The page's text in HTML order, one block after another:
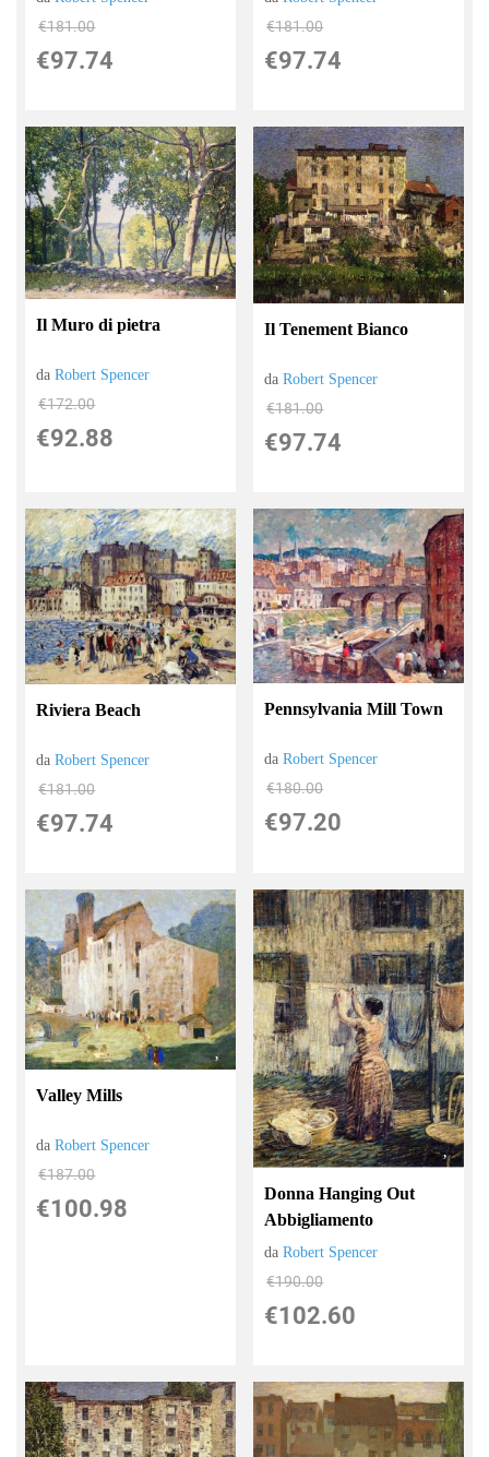
€181.00
€97.74
€181.00
€97.74
Il Muro di pietra
daRobert Spencer
€172.00
€92.88
Il Tenement Bianco
daRobert Spencer
€181.00
€97.74
Riviera Beach
daRobert Spencer
€181.00
€97.74
Pennsylvania Mill Town
daRobert Spencer
€180.00
€97.20
Valley Mills
daRobert Spencer
€187.00
€100.98
Donna Hanging Out
Abbigliamento
daRobert Spencer
€190.00
€102.60